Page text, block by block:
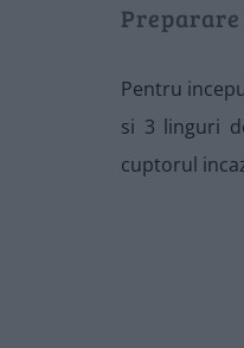
Pentru
si 3 linguri
cuptorul